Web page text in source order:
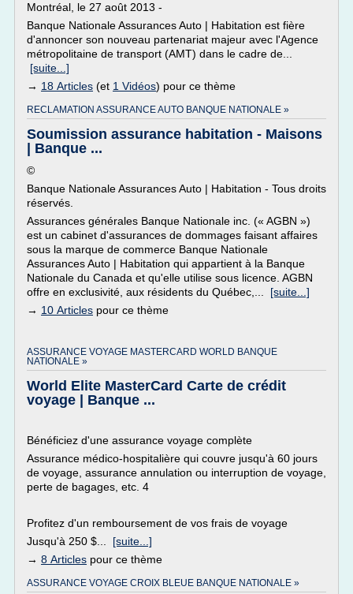
Montréal, le 27 août 2013 -
Banque Nationale Assurances Auto | Habitation est fière
d'annoncer son nouveau partenariat majeur avec l'Agence
métropolitaine de transport (AMT) dans le cadre de...
[suite...]
→ 18 Articles (et 1 Vidéos) pour ce thème
RECLAMATION ASSURANCE AUTO BANQUE NATIONALE »
Soumission assurance habitation - Maisons
| Banque ...
©
Banque Nationale Assurances Auto | Habitation - Tous droits
réservés.
Assurances générales Banque Nationale inc. (« AGBN »)
est un cabinet d'assurances de dommages faisant affaires
sous la marque de commerce Banque Nationale
Assurances Auto | Habitation qui appartient à la Banque
Nationale du Canada et qu'elle utilise sous licence. AGBN
offre en exclusivité, aux résidents du Québec,... [suite...]
→ 10 Articles pour ce thème
ASSURANCE VOYAGE MASTERCARD WORLD BANQUE
NATIONALE »
World Elite MasterCard Carte de crédit
voyage | Banque ...
Bénéficiez d'une assurance voyage complète
Assurance médico-hospitalière qui couvre jusqu'à 60 jours
de voyage, assurance annulation ou interruption de voyage,
perte de bagages, etc. 4
Profitez d'un remboursement de vos frais de voyage
Jusqu'à 250 $... [suite...]
→ 8 Articles pour ce thème
ASSURANCE VOYAGE CROIX BLEUE BANQUE NATIONALE »